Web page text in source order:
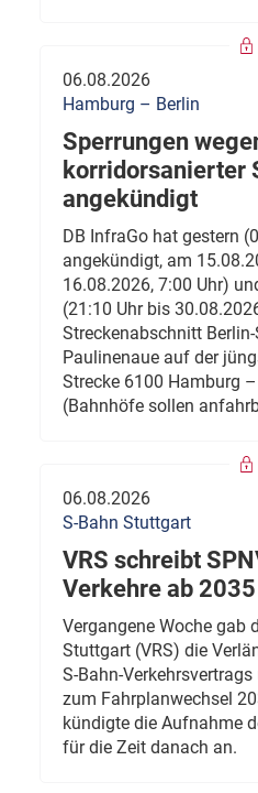
06.08.2026
Hamburg – Berlin
Sperrungen
korridorsanierter
angekündigt
DB InfraGo hat gestern
angekündigt, am
16.08.2026, 7:00 Uhr)
(21:10 Uhr bis
Streckenabschnitt
Paulinenaue auf der
Strecke 6100 Hamburg
(Bahnhöfe sollen
06.08.2026
S-Bahn Stuttgart
VRS schreibt
Verkehre ab
Vergangene Woche gab
Stuttgart (VRS) die
S-Bahn-
zum Fahrplanwechsel
kündigte die Aufnahme
für die Zeit danach an.